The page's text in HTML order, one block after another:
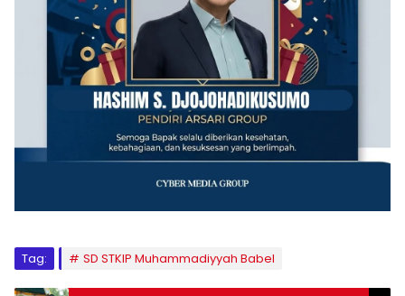
Tag: SD STKIP Muhammadiyyah Babel